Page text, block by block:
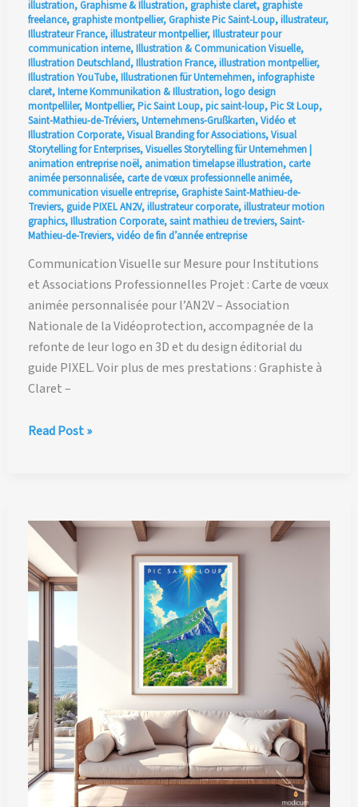
illustration, Graphisme & Illustration, graphiste claret, graphiste
freelance, graphiste montpellier, Graphiste Pic Saint-Loup,illustrateur,
Illustrateur France,illustrateur montpellier,Illustrateur pour
communication interne,Illustration & Communication Visuelle,
Illustration Deutschland,Illustration France,illustration montpellier,
Illustration YouTube,Illustrationen für Unternehmen,infographiste
claret,Interne Kommunikation & Illustration,logo design
montpelliler,Montpellier,Pic Saint Loup,pic saint-loup,Pic St Loup,
Saint-Mathieu-de-Tréviers,Unternehmens-Grußkarten,Vidéo et
Illustration Corporate,Visual Branding for Associations,Visual
Storytelling for Enterprises,Visuelles Storytelling für Unternehmen|
animation entreprise noël, animation timelapse illustration, carte
animée personnalisée, carte de vœux professionnelle animée,
communication visuelle entreprise, Graphiste Saint-Mathieu-de-
Treviers, guide PIXEL AN2V,illustrateur corporate,illustrateur motion
graphics,Illustration Corporate,saint mathieu de treviers,Saint-
Mathieu-de-Treviers,vidéo de fin d’année entreprise
Communication Visuelle sur Mesure pour Institutions
et Associations Professionnelles Projet : Carte de vœux
animée personnalisée pour l’AN2V – Association
Nationale de la Vidéoprotection, accompagnée de la
refonte de leur logo en 3D et du design éditorial du
guide PIXEL. Voir plus de mes prestations : Graphiste à
Claret –
Carte
3D
et
Branding
Éditorial
l’AN2V
Read Post »